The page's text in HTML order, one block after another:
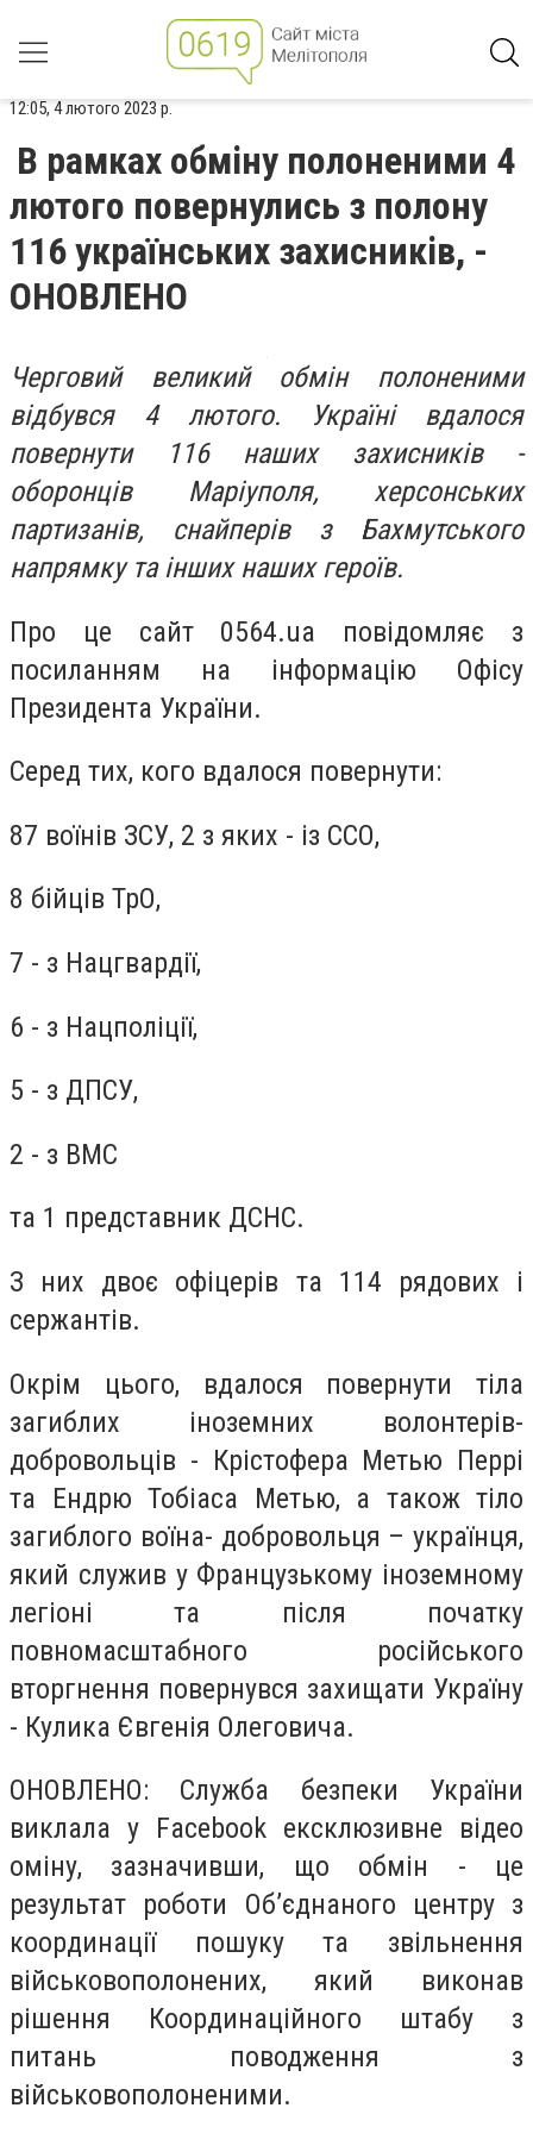
12:05, 4 лютого 2023 р.
В рамках обміну полоненими 4
лютого повернулись з полону
116 українських захисників, -
ОНОВЛЕНО
Черговий великий обмін полоненими
відбувся 4 лютого. Україні вдалося
повернути 116 наших захисників -
оборонців Маріуполя, херсонських
партизанів, снайперів з Бахмутського
напрямку та інших наших героїв.
Про це сайт 0564.ua повідомляє з
посиланням на інформацію Офісу
Президента України.
Серед тих, кого вдалося повернути:
87 воїнів ЗСУ, 2 з яких - із ССО,
8 бійців ТрО,
7 - з Нацгвардії,
6 - з Нацполіції,
5 - з ДПСУ,
2 - з ВМС
та 1 представник ДСНС.
З них двоє офіцерів та 114 рядових і
сержантів.
Окрім цього, вдалося повернути тіла
загиблих іноземних волонтерів-
добровольців - Крістофера Метью Перрі
та Ендрю Тобіаса Метью, а також тіло
загиблого воїна- добровольця – українця,
який служив у Французькому іноземному
легіоні та після початку
повномасштабного російського
вторгнення повернувся захищати Україну
- Кулика Євгенія Олеговича.
ОНОВЛЕНО: Служба безпеки України
виклала у Facebook ексклюзивне відео
оміну, зазначивши, що обмін - це
результат роботи Об’єднаного центру з
координації пошуку та звільнення
військовополонених, який виконав
рішення Координаційного штабу з
питань поводження з
військовополоненими.